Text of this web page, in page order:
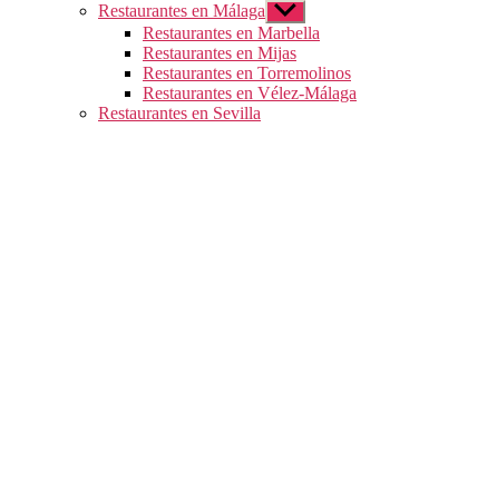
Restaurantes en Málaga Mostrar
el
submenú
Restaurantes en Marbella
Restaurantes en Mijas
Restaurantes en Torremolinos
Restaurantes en Vélez-Málaga
Restaurantes en Sevilla